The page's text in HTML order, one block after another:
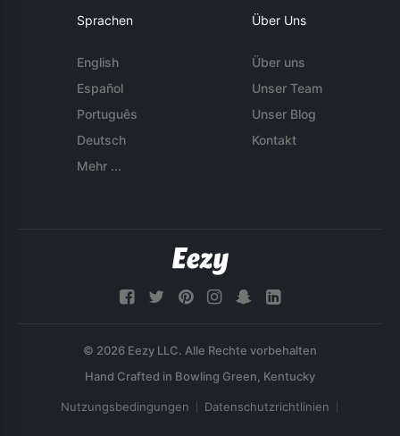
Sprachen
English
Español
Português
Deutsch
Mehr ...
Über Uns
Über uns
Unser Team
Unser Blog
Kontakt
© 2026 Eezy LLC. Alle Rechte vorbehalten
Nutzungsbedingungen Datenschutzrichtlinien